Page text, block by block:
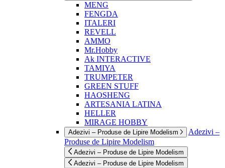
MENG
FENGDA
ITALERI
REVELL
AMMO
Mr.Hobby
Ak INTERACTIVE
TAMIYA
TRUMPETER
GREEN STUFF
HAOSHENG
ARTESANIA LATINA
HELLER
MIRAGE HOBBY
Adezivi – Produse de Lipire Modelism
Adezivi –
Produse de Lipire Modelism
Adezivi – Produse de Lipire Modelism
Adezivi – Produse de Lipire Modelism